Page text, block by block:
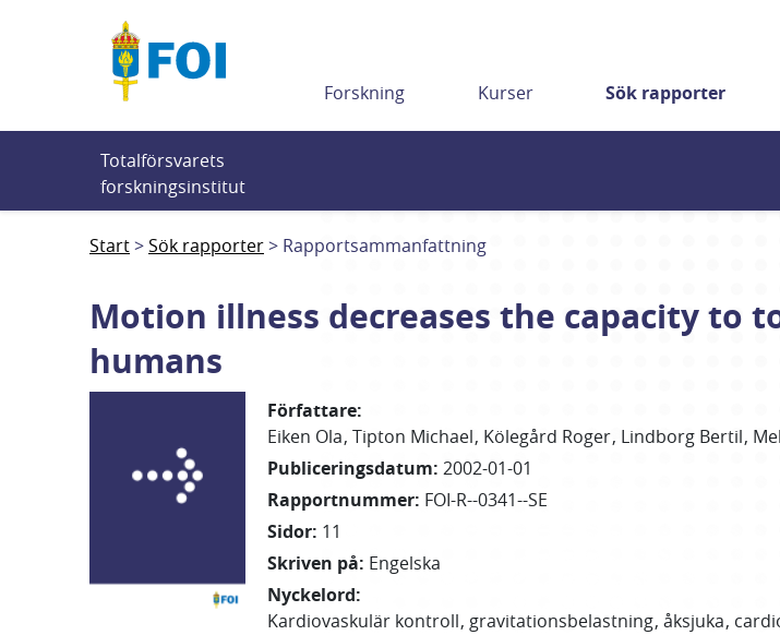
Forskning Kurser Sök rapporter
Totalförsvarets
forskningsinstitut
Start Sök rapporter Rapportsammanfattning
Motion illness decreases the capacity to
humans
Författare:
Eiken Ola Tipton Michael Kölegård Roger Lindborg Bertil
Publiceringsdatum: 2002-01-01
Rapportnummer: FOI-R--0341--SE
Sidor: 11
Skriven på: Engelska
Nyckelord:
Kardiovaskulär kontroll gravitationsbelastning åksjuka